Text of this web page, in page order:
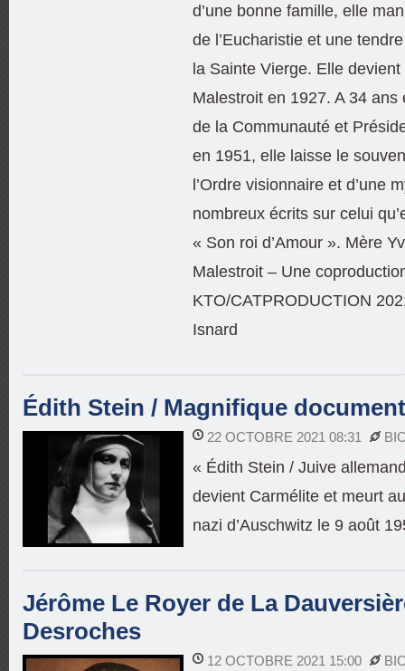
d’une bonne famille, elle
de l’Eucharistie et une
la Sainte Vierge. Elle
Malestroit en 1927. A 34
de la Communauté et
en 1951, elle laisse le
l’Ordre visionnaire et d’une
nombreux écrits sur celui
« Son roi d’Amour ». Mère
Malestroit – Une
KTO/CATPRODUCTION
Isnard
Édith Stein / Magnifique
22 OCTOBRE 2021 08:31
« Édith Stein / Juive
devient Carmélite et meurt
nazi d’Auschwitz le 9 août
Jérôme Le Royer de La
Desroches
12 OCTOBRE 2021 15:00